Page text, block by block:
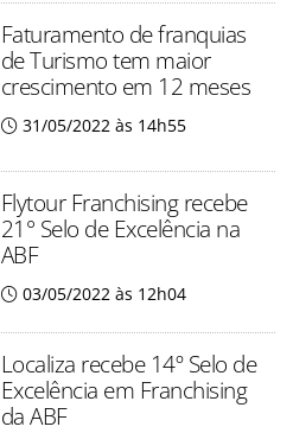
Faturamento de franquias
de Turismo tem maior
crescimento em 12 meses
31/05/2022 às 14h55
Flytour Franchising recebe
21° Selo de Excelência na
ABF
03/05/2022 às 12h04
Localiza recebe 14º Selo de
Excelência em Franchising
da ABF